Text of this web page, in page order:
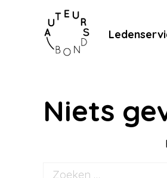
Niets
Zoeken naar: